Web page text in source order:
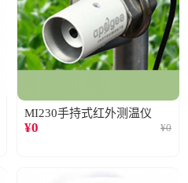
MI230手持式红外测温仪
¥0 ¥0